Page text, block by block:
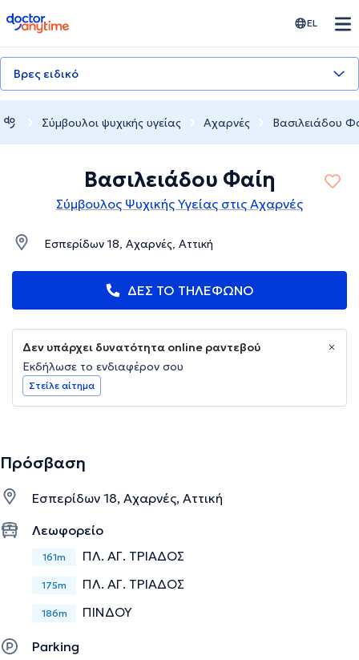
doctoranytime EL
Βρες ειδικό
Σύμβουλοι ψυχικής υγείας Αχαρνές Βασιλειάδου
Βασιλειάδου Φαίη
Σύμβουλος Ψυχικής Υγείας στις Αχαρνές
Εσπερίδων 18, Αχαρνές, Αττική
ΔΕΣ ΤΟ ΤΗΛΕΦΩΝΟ
Δεν υπάρχει δυνατότητα online ραντεβού
Εκδήλωσε το ενδιαφέρον σου
Στείλε αίτημα
Πρόσβαση
Εσπερίδων 18, Αχαρνές, Αττική
Λεωφορείο
161m ΠΛ. ΑΓ. ΤΡΙΑΔΟΣ
175m ΠΛ. ΑΓ. ΤΡΙΑΔΟΣ
186m ΠΙΝΔΟΥ
Parking